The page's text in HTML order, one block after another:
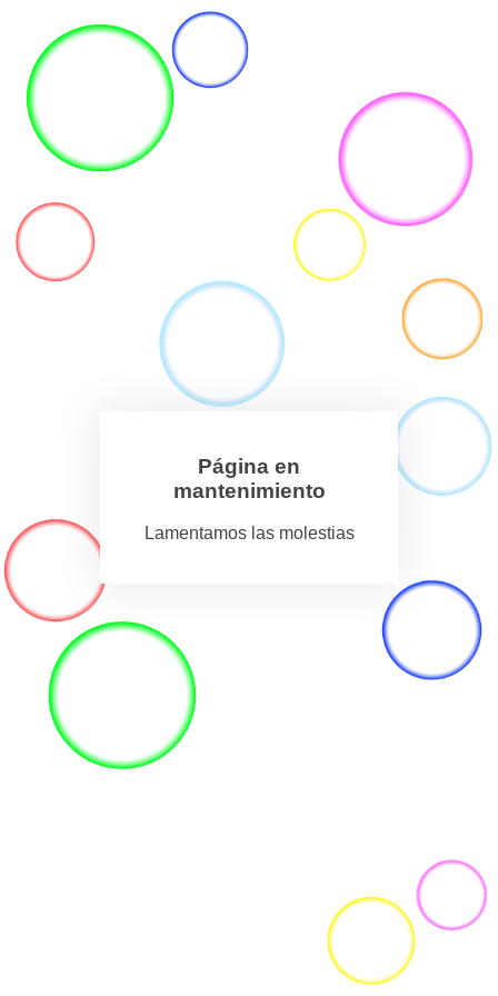
Página en
mantenimiento
Lamentamos las molestias